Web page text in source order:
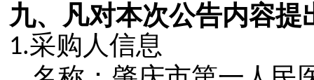
九、凡对本次公告内容
1.采购人信息